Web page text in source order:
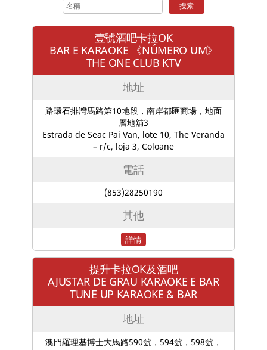
搜索
壹號酒吧卡拉OK
BAR E KARAOKE 《NÚMERO UM》
THE ONE CLUB KTV
地址
路環石排灣馬路第10地段，南岸都匯商場，地面
層地舖3
Estrada de Seac Pai Van, lote 10, The Veranda
– r/c, loja 3, Coloane
電話
(853)28250190
其他
詳情
提升卡拉OK及酒吧
AJUSTAR DE GRAU KARAOKE E BAR
TUNE UP KARAOKE & BAR
地址
澳門羅理基博士大馬路590號，594號，598號，